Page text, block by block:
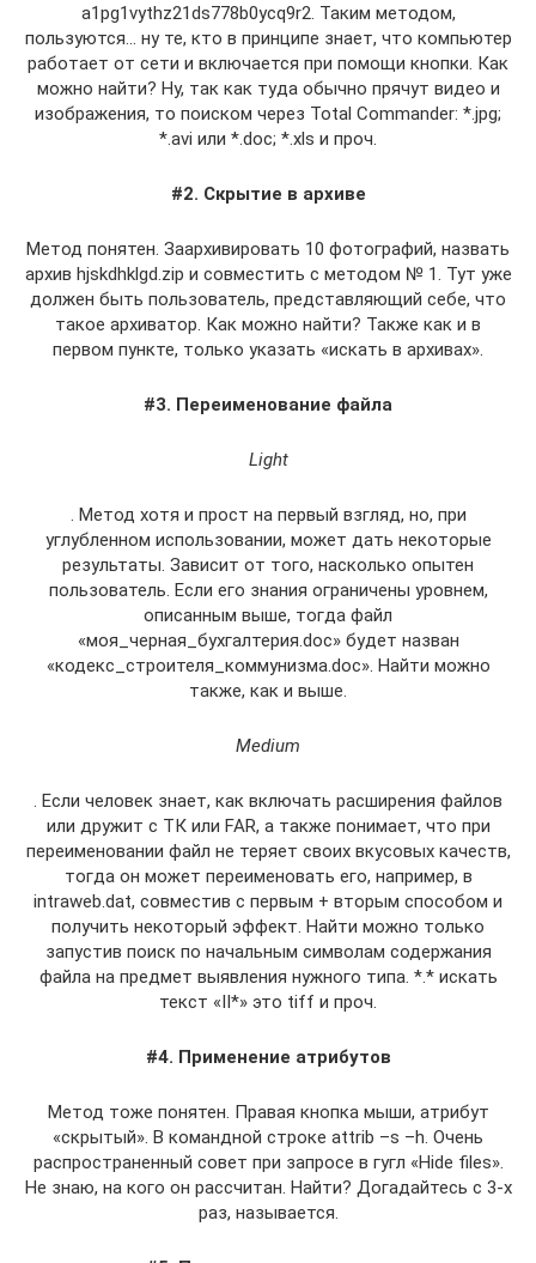
a1pg1vythz21ds778b0ycq9r2. Таким методом,
пользуются… ну те, кто в принципе знает, что компьютер
работает от сети и включается при помощи кнопки. Как
можно найти? Ну, так как туда обычно прячут видео и
изображения, то поиском через Total Commander: *.jpg;
*.avi или *.doc; *.xls и проч.
#2. Скрытие в архиве
Метод понятен. Заархивировать 10 фотографий, назвать
архив hjskdhklgd.zip и совместить с методом № 1. Тут уже
должен быть пользователь, представляющий себе, что
такое архиватор. Как можно найти? Также как и в
первом пункте, только указать «искать в архивах».
#3. Переименование файла
Light
. Метод хотя и прост на первый взгляд, но, при
углубленном использовании, может дать некоторые
результаты. Зависит от того, насколько опытен
пользователь. Если его знания ограничены уровнем,
описанным выше, тогда файл
«моя_черная_бухгалтерия.doc» будет назван
«кодекс_строителя_коммунизма.doc». Найти можно
также, как и выше.
Medium
. Если человек знает, как включать расширения файлов
или дружит с ТК или FAR, а также понимает, что при
переименовании файл не теряет своих вкусовых качеств,
тогда он может переименовать его, например, в
intraweb.dat, совместив с первым + вторым способом и
получить некоторый эффект. Найти можно только
запустив поиск по начальным символам содержания
файла на предмет выявления нужного типа. *.* искать
текст «II*» это tiff и проч.
#4. Применение атрибутов
Метод тоже понятен. Правая кнопка мыши, атрибут
«скрытый». В командной строке attrib –s –h. Очень
распространенный совет при запросе в гугл «Hide files».
Не знаю, на кого он рассчитан. Найти? Догадайтесь с 3-х
раз, называется.